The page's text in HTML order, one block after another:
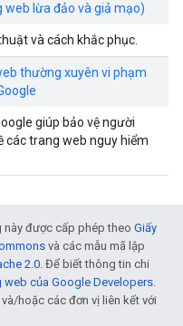
web lừa đảo và giả mạo)
và cách khắc phục.
thường xuyên vi phạm
giúp bảo vệ người
các trang web nguy hiểm
này được cấp phép theo Giấy
và các mẫu mã lập
2.0. Để biết thông tin chi
web của Google Developers.
hoặc các đơn vị liên kết với